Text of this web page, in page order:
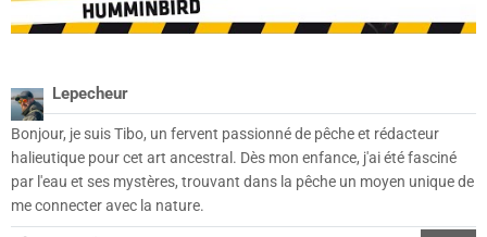
Lepecheur
Bonjour, je suis Tibo, un fervent passionné de pêche et rédacteur
halieutique pour cet art ancestral. Dès mon enfance, j'ai été fasciné
par l'eau et ses mystères, trouvant dans la pêche un moyen unique de
me connecter avec la nature.